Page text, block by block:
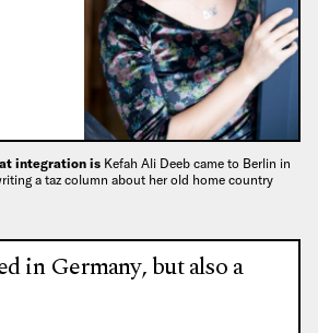
integration is Kefah Ali Deeb came to Berlin in
a taz column about her old home country
in Germany, but also a